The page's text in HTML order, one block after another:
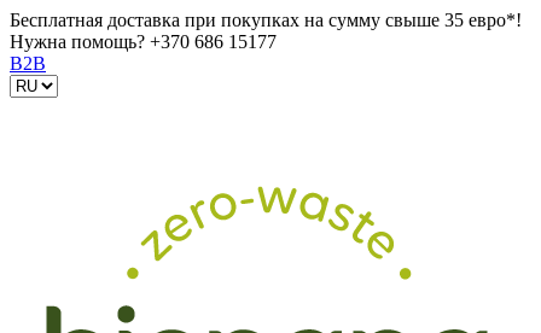
Бесплатная доставка при покупках на сумму свыше 35 евро*!
Нужна помощь? +370 686 15177
B2B